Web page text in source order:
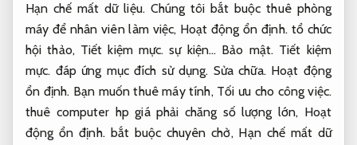
Hạn chế mất dữ liệu.Chúng tôi bắt buộc thuê phòng
máy để nhân viên làm việc, Hoạt động ổn định.tổ chức
hội thảo, Tiết kiệm mực. sự kiện… Bảo mật. Tiết kiệm
mực. đáp ứng mục đích sử dụng. Sửa chữa. Hoạt động
ổn định. Bạn muốn thuê máy tính, Tối ưu cho công việc.
thuê computer hp giá phải chăng số lượng lớn, Hoạt
động ổn định.bắt buộc chuyên chở, Hạn chế mất dữ